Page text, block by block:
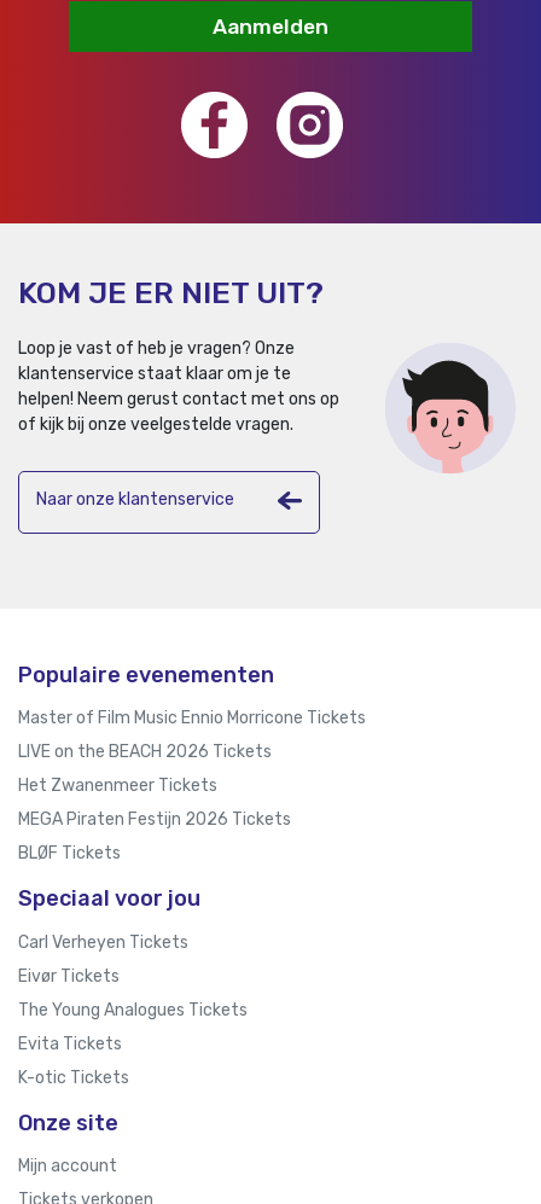
Aanmelden
KOM JE ER NIET UIT?
Loop je vast of heb je vragen? Onze
klantenservice staat klaar om je te
helpen! Neem gerust contact met ons op
of kijk bij onze veelgestelde vragen.
Naar onze klantenservice
Populaire evenementen
Master of Film Music Ennio Morricone Tickets
LIVE on the BEACH 2026 Tickets
Het Zwanenmeer Tickets
MEGA Piraten Festijn 2026 Tickets
BLØF Tickets
Speciaal voor jou
Carl Verheyen Tickets
Eivør Tickets
The Young Analogues Tickets
Evita Tickets
K-otic Tickets
Onze site
Mijn account
Tickets verkopen